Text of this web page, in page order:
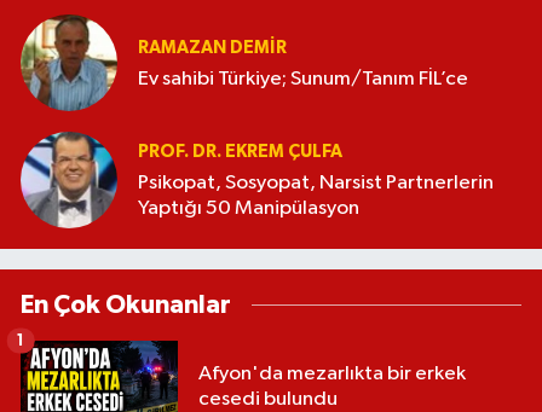
RAMAZAN DEMİR
Ev sahibi Türkiye; Sunum/Tanım FİL’ce
PROF. DR. EKREM ÇULFA
Psikopat, Sosyopat, Narsist Partnerlerin
Yaptığı 50 Manipülasyon
En Çok Okunanlar
Afyon'da mezarlıkta bir erkek
cesedi bulundu
1